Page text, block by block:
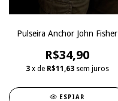
Pulseira Anchor John Fisher
R$34,90
3 x de R$11,63 sem juros
ESPIAR